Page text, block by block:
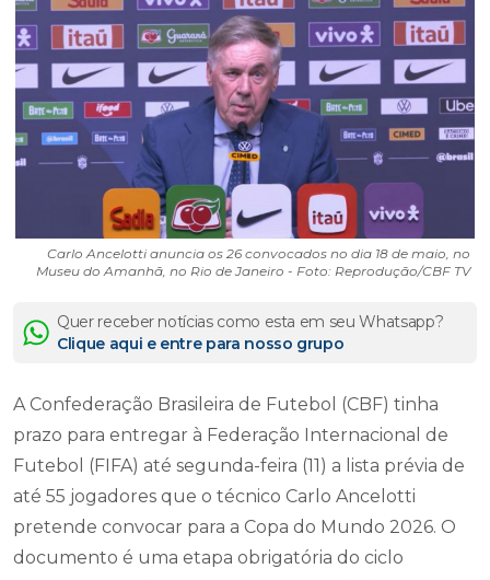
Carlo Ancelotti anuncia os 26 convocados no dia 18 de maio, no
Museu do Amanhã, no Rio de Janeiro - Foto: Reprodução/CBF TV
Quer receber notícias como esta em seu Whatsapp?
Clique aqui e entre para nosso grupo
A Confederação Brasileira de Futebol (CBF) tinha
prazo para entregar à Federação Internacional de
Futebol (FIFA) até segunda-feira (11) a lista prévia de
até 55 jogadores que o técnico Carlo Ancelotti
pretende convocar para a Copa do Mundo 2026. O
documento é uma etapa obrigatória do ciclo